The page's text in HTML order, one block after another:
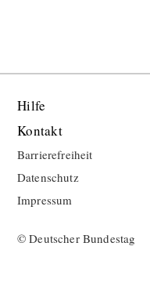
Hilfe
Kontakt
© Deutscher Bundestag
Barrierefreiheit
Datenschutz
Impressum